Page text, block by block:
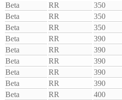
Beta
RR 350
Beta
RR 350
Beta
RR 350
Beta
RR 390
Beta
RR 390
Beta
RR 390
Beta
RR 390
Beta
RR 390
Beta
RR 400